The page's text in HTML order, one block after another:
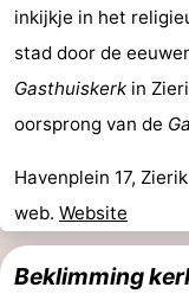
Julianahoeve
-
Livingstone
-
Port
Greve
-
Port
Zélande
-
Resort
Haamstede
-
Résidence
-
inkijkje in het
stad door de
Gasthuiskerk in
oorsprong van de
Havenplein 17,
web. Website
Beklimming